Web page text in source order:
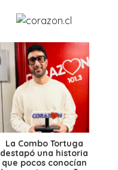
La Combo Tortuga
destapó una historia
que pocos conocían